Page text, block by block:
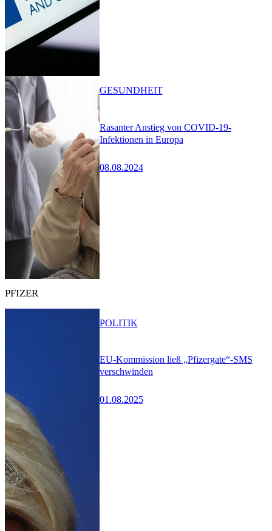
Rasanter Anstieg von COVID-19-
Infektionen in Europa
08.08.2024
GESUNDHEIT
PFIZER
EU-Kommission ließ „Pfizergate“-SMS
verschwinden
01.08.2025
POLITIK